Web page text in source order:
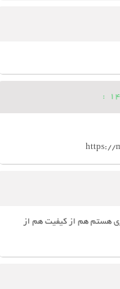
:
https://
هستم هم از كيفيت هم از